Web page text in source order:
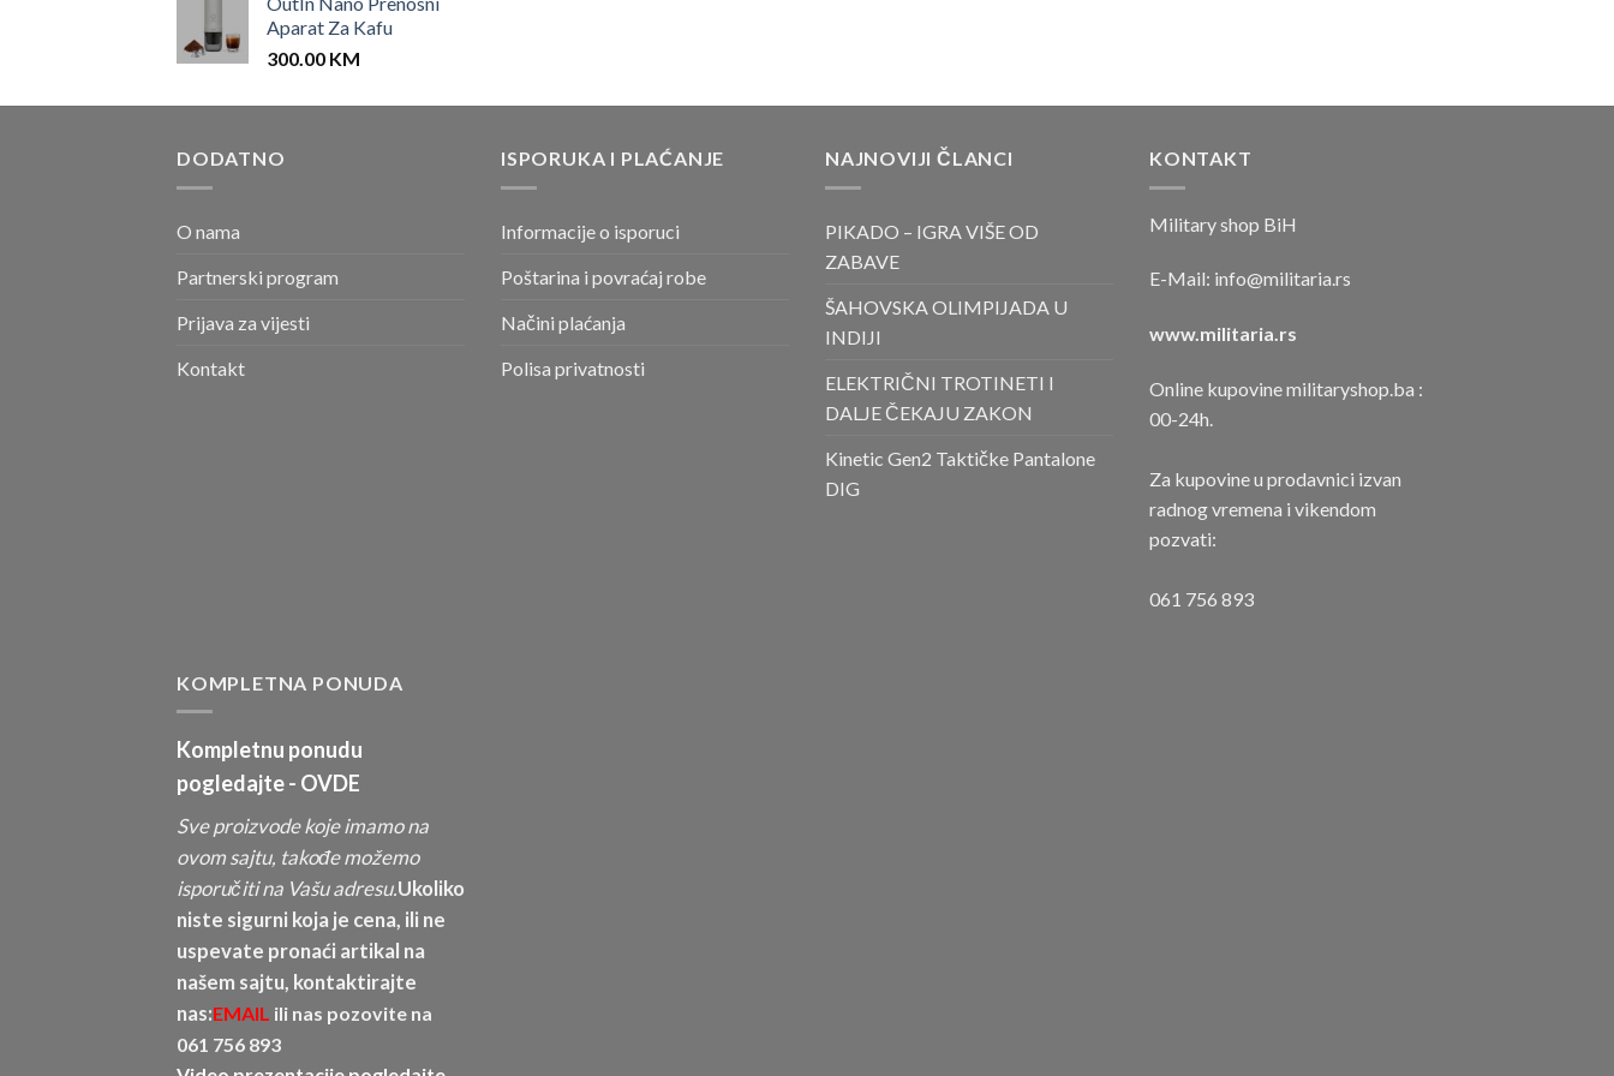
Aparat Za Kafu
300.00 KM
DODATNO
O nama
Partnerski program
Prijava za vijesti
Kontakt
ISPORUKA I PLAĆANJE
Informacije o isporuci
Poštarina i povraćaj robe
Načini plaćanja
Polisa privatnosti
NAJNOVIJI ČLANCI
PIKADO – IGRA VIŠE OD
ZABAVE
ŠAHOVSKA OLIMPIJADA U
INDIJI
ELEKTRIČNI TROTINETI I
DALJE ČEKAJU ZAKON
Kinetic Gen2 Taktičke Pantalone
DIG
KONTAKT
Military shop BiH
E-Mail: info@militaria.rs
www.militaria.rs
Online kupovine militaryshop.ba :
00-24h.
Za kupovine u prodavnici izvan
radnog vremena i vikendom
pozvati:
061 756 893
KOMPLETNA PONUDA
Kompletnu ponudu
pogledajte - OVDE
Sve proizvode koje imamo na
ovom sajtu, takođe možemo
isporučiti na Vašu adresu.Ukoliko
niste sigurni koja je cena, ili ne
uspevate pronaći artikal na
našem sajtu, kontaktirajte
nas:EMAIL ili nas pozovite na
061 756 893